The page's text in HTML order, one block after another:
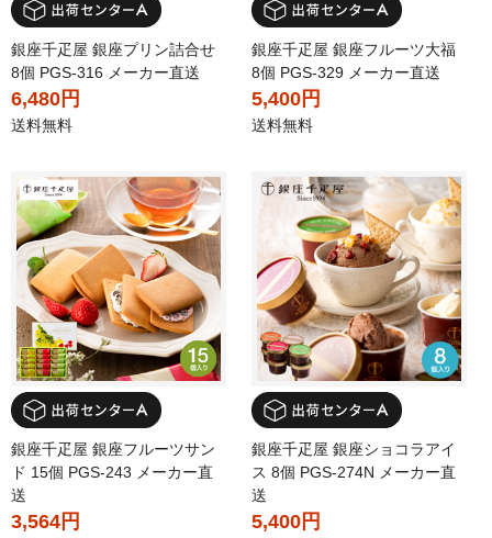
銀座千疋屋 銀座プリン詰合せ
8個 PGS-316 メーカー直送
6,480円
送料無料
銀座千疋屋 銀座フルーツ大福
8個 PGS-329 メーカー直送
5,400円
送料無料
銀座千疋屋 銀座フルーツサン
ド 15個 PGS-243 メーカー直
送
3,564円
銀座千疋屋 銀座ショコラアイ
ス 8個 PGS-274N メーカー直
送
5,400円